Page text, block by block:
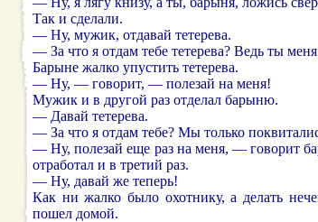
Так и сделали.
— Ну, мужик, отдавай тетерева.
— За что я отдам тебе тетерева? Ведь ты
Барыне жалко упустить тетерева.
— Ну, — говорит, — полезай на меня!
Мужик и в другой раз отделал барыню.
— Давай тетерева.
— За что я отдам тебе? Мы только
— Ну, полезай еще раз на меня, — говорит
отработал и в третий раз.
— Ну, давай же теперь!
Как ни жалко было охотнику, а делать
пошел домой.